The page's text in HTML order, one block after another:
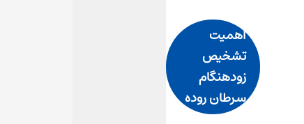
اهمیت
تشخیص
زودهنگام
سرطان روده